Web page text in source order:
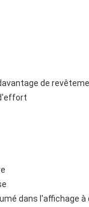
de
dans l'affichage